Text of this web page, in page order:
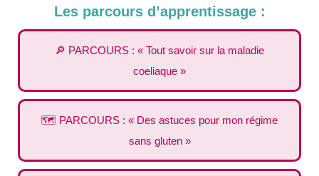
Les parcours d’apprentissage :
🔎 PARCOURS : « Tout savoir sur la maladie
coeliaque »
🗺️ PARCOURS : « Des astuces pour mon régime
sans gluten »